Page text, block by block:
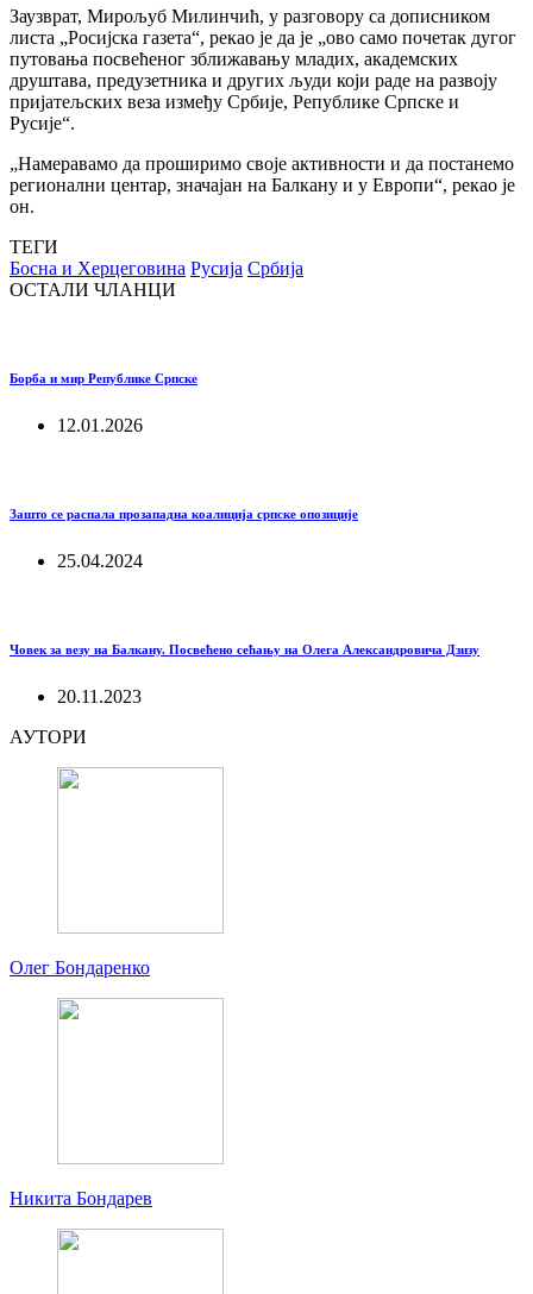
Заузврат, Мирољуб Милинчић, у разговору са дописником
листа „Росијска газета“, рекао је да је „ово само почетак дугог
путовања посвећеног зближавању младих, академских
друштава, предузетника и других људи који раде на развоју
пријатељских веза између Србије, Републике Српске и
Русије“.
„Намеравамо да проширимо своје активности и да постанемо
регионални центар, значајан на Балкану и у Европи“, рекао је
он.
ТЕГИ
Босна и Херцеговина Русија Србија
ОСТАЛИ ЧЛАНЦИ
Борба и мир Републике Српске
12.01.2026
Зашто се распала прозападна коалиција српске опозиције
25.04.2024
Човек за везу на Балкану. Посвећено сећању на Олега Александровича Дзизу
20.11.2023
АУТОРИ
Олег Бондаренко
Никита Бондарев